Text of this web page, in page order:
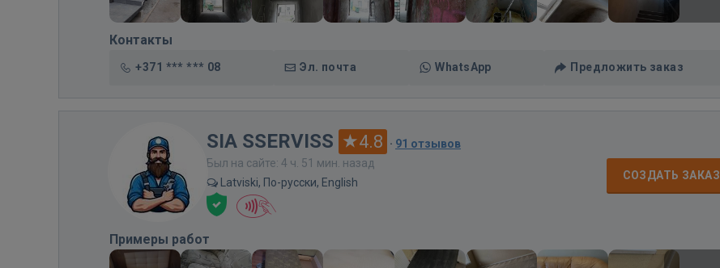
Контакты
+371 *** *** 08 Эл. почта WhatsApp Предложить заказ
SIA SSERVISS 4.8 · 91 отзывов
Был на сайте: 4 ч. 51 мин. назад
Latviski, По-русски, English
СОЗДАТЬ ЗАКАЗ
Примеры работ